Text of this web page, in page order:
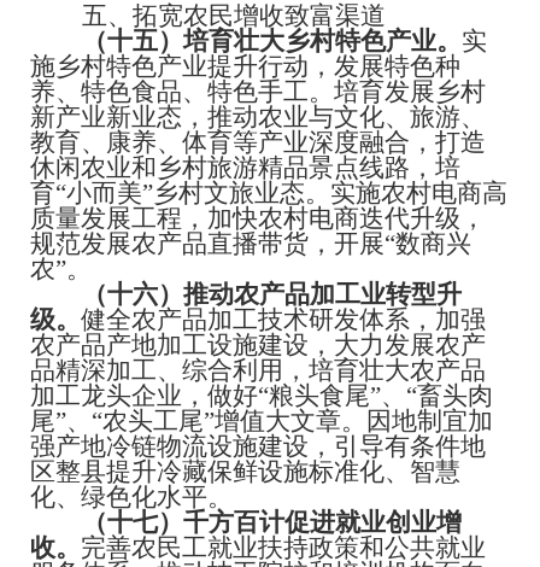
五、拓宽农民增收致富渠道
（十五）培育壮大乡村特色产业。 实
施乡村特色产业提升行动，发展特色种
养、特色食品、特色手工。培育发展乡村
新产业新业态，推动农业与文化、旅游、
教育、康养、体育等产业深度融合，打造
休闲农业和乡村旅游精品景点线路，培
育“小而美”乡村文旅业态。实施农村电商高
质量发展工程，加快农村电商迭代升级，
规范发展农产品直播带货，开展“数商兴
农”。
（十六）推动农产品加工业转型升
级。 健全农产品加工技术研发体系，加强
农产品产地加工设施建设，大力发展农产
品精深加工、综合利用，培育壮大农产品
加工龙头企业，做好“粮头食尾”、 “畜头肉
尾”、 “农头工尾”增值大文章。因地制宜加
强产地冷链物流设施建设，引导有条件地
区整县提升冷藏保鲜设施标准化、智慧
化、绿色化水平。
（十七）千方百计促进就业创业增
收。 完善农民工就业扶持政策和公共就业